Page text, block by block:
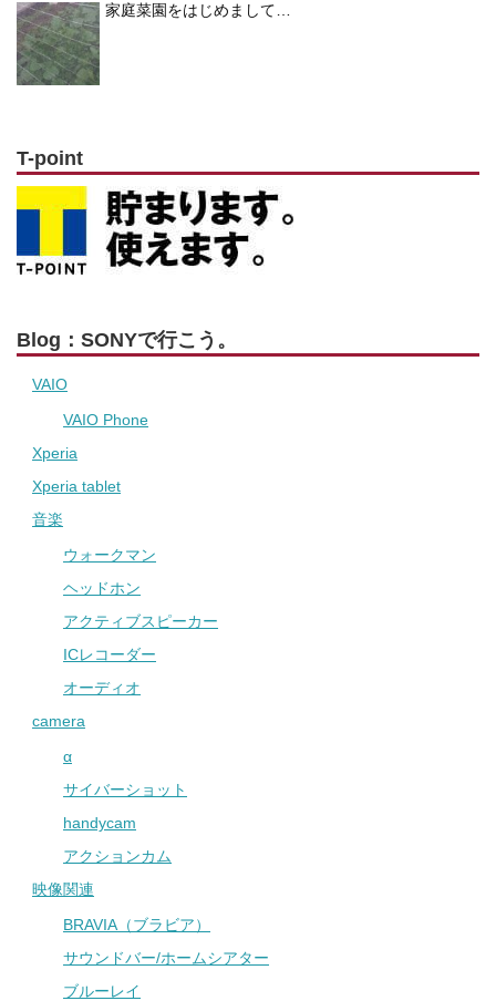
家庭菜園をはじめまして…
T-point
Blog：SONYで行こう。
VAIO
VAIO Phone
Xperia
Xperia tablet
音楽
ウォークマン
ヘッドホン
アクティブスピーカー
ICレコーダー
オーディオ
camera
α
サイバーショット
handycam
アクションカム
映像関連
BRAVIA（ブラビア）
サウンドバー/ホームシアター
ブルーレイ